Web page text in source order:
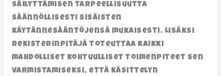
säilyttämisen tarpeellisuutta
säännöllisesti sisäisten
käytännesääntöjensä mukaisesti. Lisäksi
rekisterinpitäjä toteuttaa kaikki
mahdolliset kohtuulliset toimenpiteet sen
varmistamiseksi, että käsittelyn